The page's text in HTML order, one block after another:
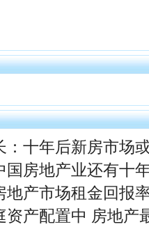
：十年后新房市场
国房地产业还有十
地产市场租金回报
资产配置中 房地产